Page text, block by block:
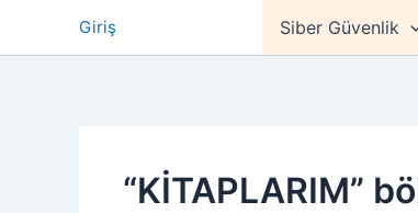
Giriş Siber Güvenlik
“KİTAPLARIM”